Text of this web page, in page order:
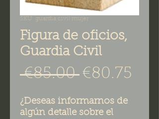
SKU: guardia civil mujer
Figura de oficios,
Guardia Civil
€85.00 Regular
€80.75
¿Deseas informarnos de
algún detalle sobre el